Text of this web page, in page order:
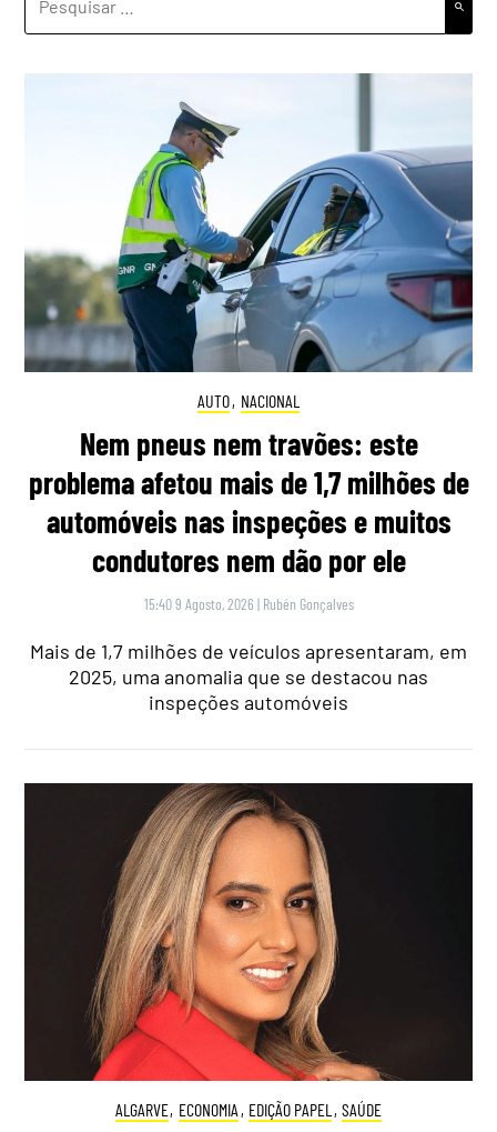
POR:
AUTO, NACIONAL
Nem pneus nem travões: este
problema afetou mais de 1,7 milhões de
automóveis nas inspeções e muitos
condutores nem dão por ele
15:40 9 Agosto, 2026 | Rubén Gonçalves
Mais de 1,7 milhões de veículos apresentaram, em
2025, uma anomalia que se destacou nas
inspeções automóveis
ALGARVE, ECONOMIA , EDIÇÃO PAPEL , SAÚDE